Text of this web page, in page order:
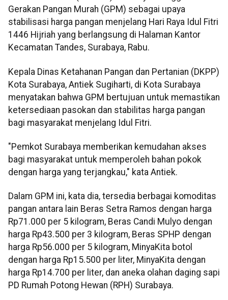
Gerakan Pangan Murah (GPM) sebagai upaya
stabilisasi harga pangan menjelang Hari Raya Idul Fitri
1446 Hijriah yang berlangsung di Halaman Kantor
Kecamatan Tandes, Surabaya, Rabu.
Kepala Dinas Ketahanan Pangan dan Pertanian (DKPP)
Kota Surabaya, Antiek Sugiharti, di Kota Surabaya
menyatakan bahwa GPM bertujuan untuk memastikan
ketersediaan pasokan dan stabilitas harga pangan
bagi masyarakat menjelang Idul Fitri.
"Pemkot Surabaya memberikan kemudahan akses
bagi masyarakat untuk memperoleh bahan pokok
dengan harga yang terjangkau," kata Antiek.
Dalam GPM ini, kata dia, tersedia berbagai komoditas
pangan antara lain Beras Setra Ramos dengan harga
Rp71.000 per 5 kilogram, Beras Candi Mulyo dengan
harga Rp43.500 per 3 kilogram, Beras SPHP dengan
harga Rp56.000 per 5 kilogram, MinyaKita botol
dengan harga Rp15.500 per liter, MinyaKita dengan
harga Rp14.700 per liter, dan aneka olahan daging sapi
PD Rumah Potong Hewan (RPH) Surabaya.